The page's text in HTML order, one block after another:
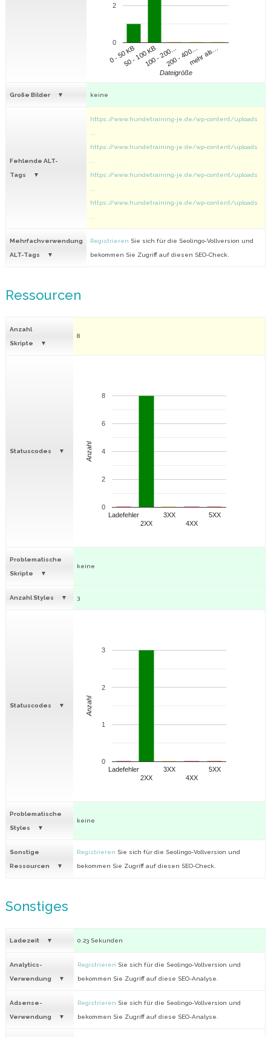
0 - 50 KB50 - 100 KB100 - 200…200 - 400…mehr als…
0
2
Dateigröße
Große Bilder keine
Fehlende ALT-
Tags
https://www.hundetraining-je.de/wp-content/uploads
https://www.hundetraining-je.de/wp-content/uploads
https://www.hundetraining-je.de/wp-content/uploads
https://www.hundetraining-je.de/wp-content/uploads
Mehrfachverwendung
ALT-Tags
Registrieren Sie sich für die Seolingo-Vollversion und
bekommen Sie Zugriff auf diesen SEO-Check.
Ressourcen
Anzahl
Skripte
8
Statuscodes
Ladefehler
2XX
3XX
4XX
5XX
0
2
4
6
8
Anzahl
Problematische
Skripte
keine
Anzahl Styles 3
Statuscodes
Ladefehler
2XX
3XX
4XX
5XX
0
1
2
3
Anzahl
Problematische
Styles
keine
Sonstige
Ressourcen
Registrieren Sie sich für die Seolingo-Vollversion und
bekommen Sie Zugriff auf diesen SEO-Check.
Sonstiges
Ladezeit 0.23 Sekunden
Analytics-
Verwendung
Registrieren Sie sich für die Seolingo-Vollversion und
bekommen Sie Zugriff auf diese SEO-Analyse.
Adsense-
Verwendung
Registrieren Sie sich für die Seolingo-Vollversion und
bekommen Sie Zugriff auf diese SEO-Analyse.